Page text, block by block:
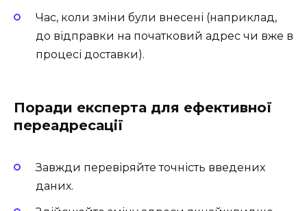
Час, коли зміни були внесені (наприклад,
до відправки на початковий адрес чи вже в
процесі доставки).
Поради експерта для ефективної
переадресації
Завжди перевіряйте точність введених
даних.